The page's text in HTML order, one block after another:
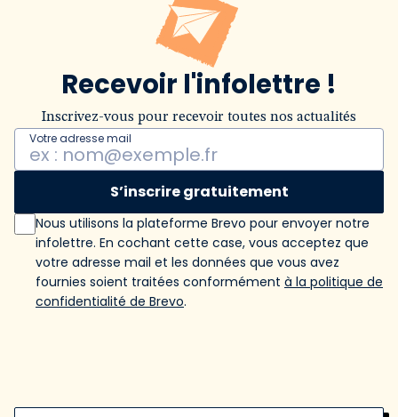
Recevoir l'infolettre !
Inscrivez-vous pour recevoir toutes nos actualités
Votre adresse mail
S’inscrire gratuitement
Nous utilisons la plateforme Brevo pour envoyer notre
infolettre. En cochant cette case, vous acceptez que
votre adresse mail et les données que vous avez
fournies soient traitées conformément à la politique de
confidentialité de Brevo.